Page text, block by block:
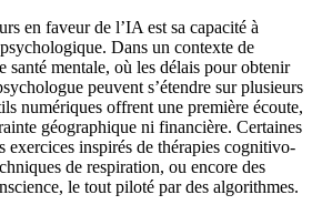
en faveur de l’IA est sa capacité à
Dans un contexte de
santé mentale, où les délais pour obtenir
peuvent s’étendre sur plusieurs
numériques offrent une première écoute,
géographique ni financière. Certaines
exercices inspirés de thérapies cognitivo-
de respiration, ou encore des
le tout piloté par des algorithmes.